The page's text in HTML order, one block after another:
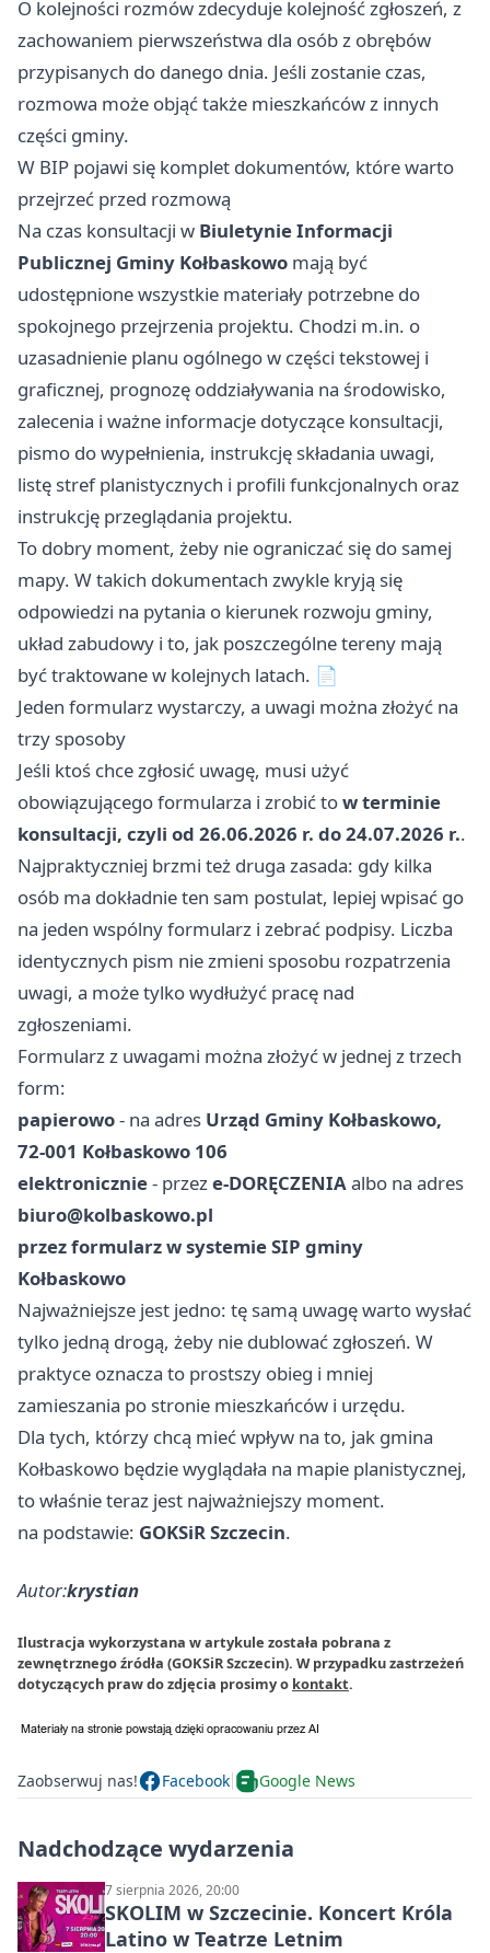
O kolejności rozmów zdecyduje kolejność zgłoszeń, z
zachowaniem pierwszeństwa dla osób z obrębów
przypisanych do danego dnia. Jeśli zostanie czas,
rozmowa może objąć także mieszkańców z innych
części gminy.
W BIP pojawi się komplet dokumentów, które warto
przejrzeć przed rozmową
Na czas konsultacji w Biuletynie Informacji
Publicznej Gminy Kołbaskowo mają być
udostępnione wszystkie materiały potrzebne do
spokojnego przejrzenia projektu. Chodzi m.in. o
uzasadnienie planu ogólnego w części tekstowej i
graficznej, prognozę oddziaływania na środowisko,
zalecenia i ważne informacje dotyczące konsultacji,
pismo do wypełnienia, instrukcję składania uwagi,
listę stref planistycznych i profili funkcjonalnych oraz
instrukcję przeglądania projektu.
To dobry moment, żeby nie ograniczać się do samej
mapy. W takich dokumentach zwykle kryją się
odpowiedzi na pytania o kierunek rozwoju gminy,
układ zabudowy i to, jak poszczególne tereny mają
być traktowane w kolejnych latach. 📄
Jeden formularz wystarczy, a uwagi można złożyć na
trzy sposoby
Jeśli ktoś chce zgłosić uwagę, musi użyć
obowiązującego formularza i zrobić tow terminie
konsultacji, czyli od 26.06.2026 r. do 24.07.2026 r..
Najpraktyczniej brzmi też druga zasada: gdy kilka
osób ma dokładnie ten sam postulat, lepiej wpisać go
na jeden wspólny formularz i zebrać podpisy. Liczba
identycznych pism nie zmieni sposobu rozpatrzenia
uwagi, a może tylko wydłużyć pracę nad
zgłoszeniami.
Formularz z uwagami można złożyć w jednej z trzech
form:
papierowo- na adres Urząd Gminy Kołbaskowo,
72-001 Kołbaskowo 106
elektronicznie- przeze-DORĘCZENIAalbo na adres
biuro@kolbaskowo.pl
przez formularz w systemie SIP gminy
Kołbaskowo
Najważniejsze jest jedno: tę samą uwagę warto wysłać
tylko jedną drogą, żeby nie dublować zgłoszeń. W
praktyce oznacza to prostszy obieg i mniej
zamieszania po stronie mieszkańców i urzędu.
Dla tych, którzy chcą mieć wpływ na to, jak gmina
Kołbaskowo będzie wyglądała na mapie planistycznej,
to właśnie teraz jest najważniejszy moment.
na podstawie: GOKSiR Szczecin.
Autor:krystian
Ilustracja wykorzystana w artykule została pobrana z
zewnętrznego źródła (GOKSiR Szczecin). W przypadku zastrzeżeń
dotyczących praw do zdjęcia prosimy o kontakt.
Zaobserwuj nas! Facebook Google News
Nadchodzące wydarzenia
7 sierpnia 2026, 20:00
SKOLIM w Szczecinie. Koncert Króla
Latino w Teatrze Letnim